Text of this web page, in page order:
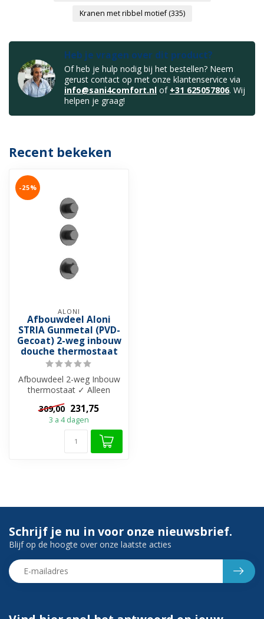
Kranen met ribbel motief(335)
Heb je vragen over dit product?
Of heb je hulp nodig bij het bestellen? Neem
gerust contact op met onze klantenservice via
info@sani4comfort.nl of +31 625057806. Wij
helpen je graag!
Recent bekeken
-25%
ALONI
Afbouwdeel Aloni
STRIA Gunmetal (PVD-
Gecoat) 2-weg inbouw
douche thermostaat
Afbouwdeel 2-weg Inbouw
thermostaat ✓ Alleen
geschikt voor de inbouwbox
Stria 2-...
309,00 231,75
3 a 4 dagen
Schrijf je nu in voor onze nieuwsbrief.
Blijf op de hoogte over onze laatste acties